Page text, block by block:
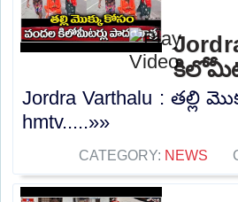
Jordra Varthalu : తల్లి
hmtv.....»»
CATEGORY: NEWS